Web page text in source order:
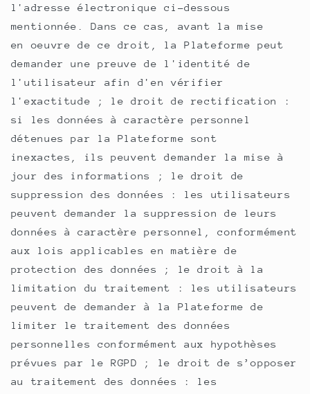
l'adresse électronique ci-dessous
mentionnée. Dans ce cas, avant la mise
en oeuvre de ce droit, la Plateforme peut
demander une preuve de l'identité de
l'utilisateur afin d'en vérifier
l'exactitude ; le droit de rectification :
si les données à caractère personnel
détenues par la Plateforme sont
inexactes, ils peuvent demander la mise à
jour des informations ; le droit de
suppression des données : les utilisateurs
peuvent demander la suppression de leurs
données à caractère personnel, conformément
aux lois applicables en matière de
protection des données ; le droit à la
limitation du traitement : les utilisateurs
peuvent de demander à la Plateforme de
limiter le traitement des données
personnelles conformément aux hypothèses
prévues par le RGPD ; le droit de s’opposer
au traitement des données : les